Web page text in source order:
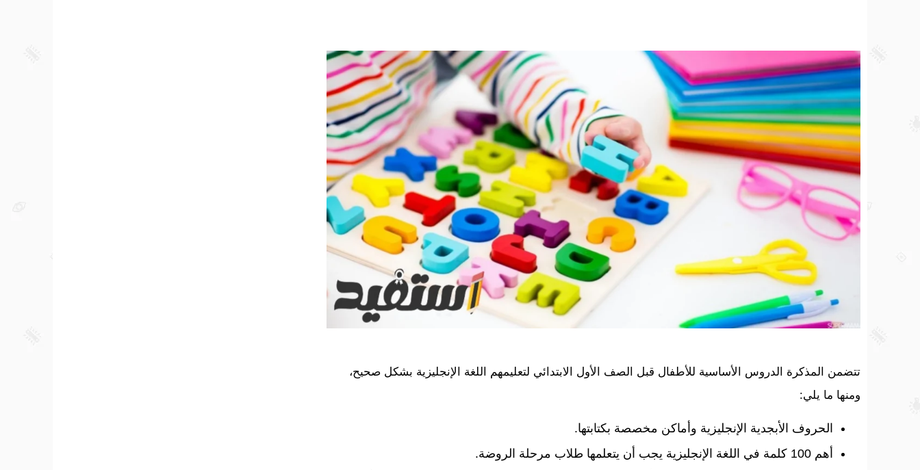
تتضمن المذكرة الدروس الأساسية للأطفال قبل الصف الأول الابتدائي لتعليمهم اللغة الإنجليزية بشكل صحيح،
ومنها ما يلي:
الحروف الأبجدية الإنجليزية وأماكن مخصصة بكتابتها.
أهم 100 كلمة في اللغة الإنجليزية يجب أن يتعلمها طلاب مرحلة الروضة.